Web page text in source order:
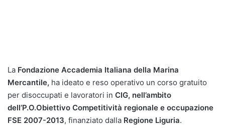
La Fondazione Accademia Italiana della Marina
Mercantile, ha ideato e reso operativo un corso gratuito
per disoccupati e lavoratori in CIG, nell’ambito
dell’P.O.Obiettivo Competitività regionale e occupazione
FSE 2007-2013, finanziato dalla Regione Liguria.